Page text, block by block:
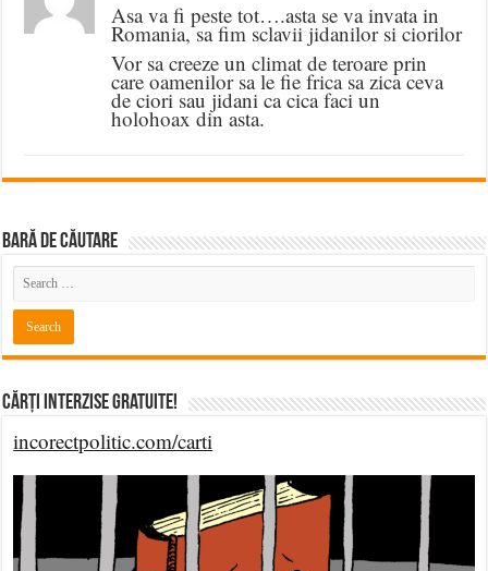
Asa va fi peste tot….asta se va invata in
Romania, sa fim sclavii jidanilor si ciorilor
Vor sa creeze un climat de teroare prin
care oamenilor sa le fie frica sa zica ceva
de ciori sau jidani ca cica faci un
holohoax din asta.
BARĂ DE CĂUTARE
Cărți Interzise Gratuite!
incorectpolitic.com/carti